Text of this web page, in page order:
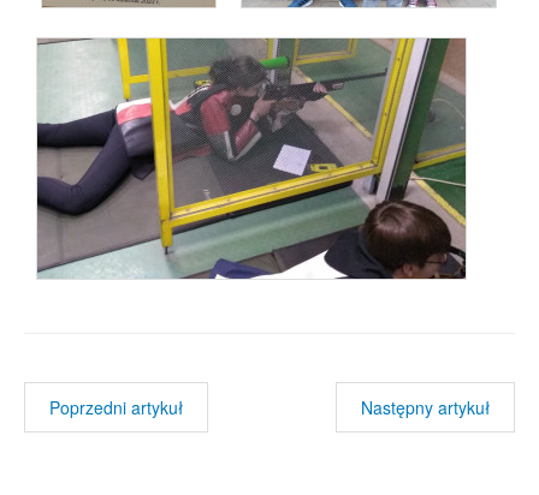
Poprzedni artykuł Następny artykuł